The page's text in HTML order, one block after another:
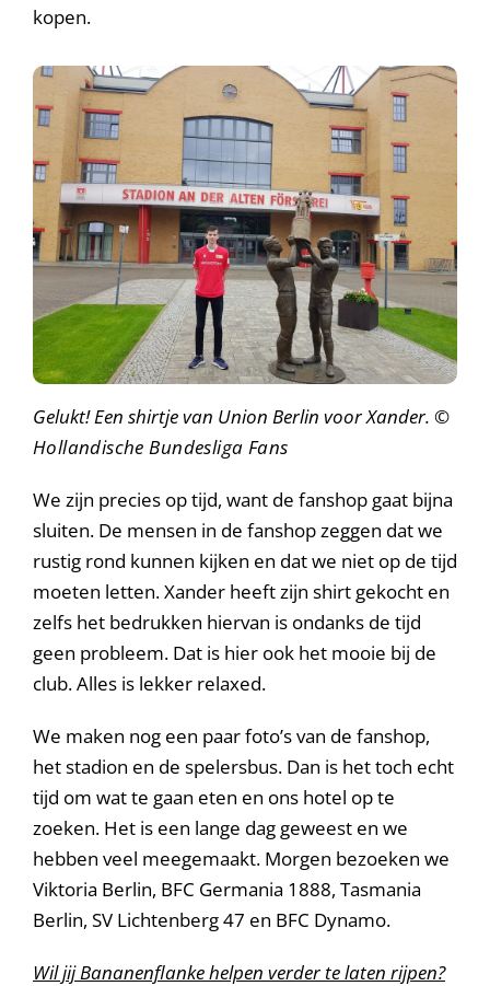
kopen.
Gelukt! Een shirtje van Union Berlin voor Xander. ©
Hollandische Bundesliga Fans
We zijn precies op tijd, want de fanshop gaat bijna
sluiten. De mensen in de fanshop zeggen dat we
rustig rond kunnen kijken en dat we niet op de tijd
moeten letten. Xander heeft zijn shirt gekocht en
zelfs het bedrukken hiervan is ondanks de tijd
geen probleem. Dat is hier ook het mooie bij de
club. Alles is lekker relaxed.
We maken nog een paar foto’s van de fanshop,
het stadion en de spelersbus. Dan is het toch echt
tijd om wat te gaan eten en ons hotel op te
zoeken. Het is een lange dag geweest en we
hebben veel meegemaakt. Morgen bezoeken we
Viktoria Berlin, BFC Germania 1888, Tasmania
Berlin, SV Lichtenberg 47 en BFC Dynamo.
Wil jij Bananenflanke helpen verder te laten rijpen?